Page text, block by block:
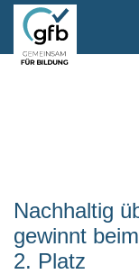
Nachhaltig
gewinnt
2. Platz